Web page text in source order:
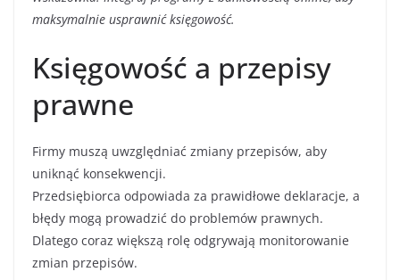
maksymalnie usprawnić księgowość.
Księgowość a przepisy
prawne
Firmy muszą uwzględniać zmiany przepisów, aby
uniknąć konsekwencji.
Przedsiębiorca odpowiada za prawidłowe deklaracje, a
błędy mogą prowadzić do problemów prawnych.
Dlatego coraz większą rolę odgrywają monitorowanie
zmian przepisów.